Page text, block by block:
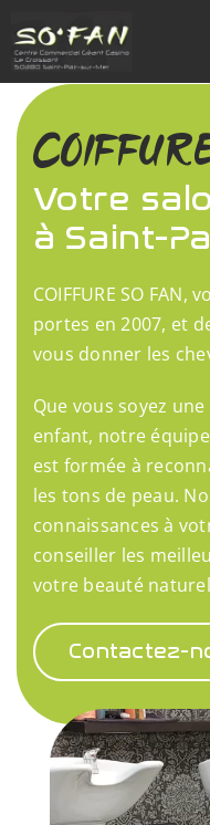
au
contenu
Votre
à Saint-
COIFFURE SO FAN,
portes en 2007, et
vous donner les
Que vous soyez
enfant, notre
est formée à
les tons de peau.
connaissances à
conseiller les
votre beauté
Contactez-